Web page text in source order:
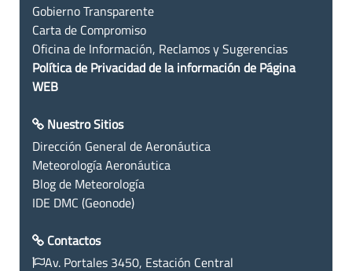
Gobierno Transparente
Carta de Compromiso
Oficina de Información, Reclamos y Sugerencias
Política de Privacidad de la información de Página
WEB
Nuestro Sitios
Dirección General de Aeronáutica
Meteorología Aeronáutica
Blog de Meteorología
IDE DMC (Geonode)
Contactos
Av. Portales 3450, Estación Central